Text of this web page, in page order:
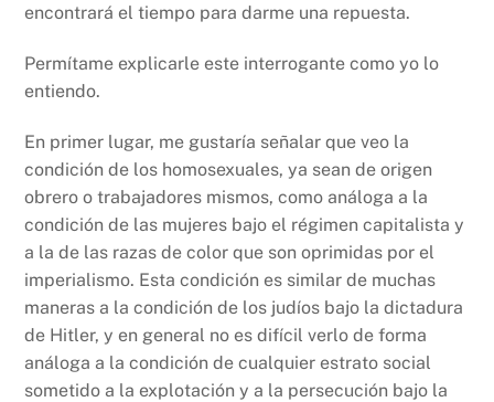
encontrará el tiempo para darme una repuesta.
Permítame explicarle este interrogante como yo lo
entiendo.
En primer lugar, me gustaría señalar que veo la
condición de los homosexuales, ya sean de origen
obrero o trabajadores mismos, como análoga a la
condición de las mujeres bajo el régimen capitalista y
a la de las razas de color que son oprimidas por el
imperialismo. Esta condición es similar de muchas
maneras a la condición de los judíos bajo la dictadura
de Hitler, y en general no es difícil verlo de forma
análoga a la condición de cualquier estrato social
sometido a la explotación y a la persecución bajo la